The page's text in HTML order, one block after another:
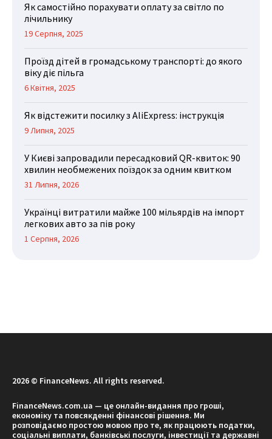
Як самостійно порахувати оплату за світло по
лічильнику
19 Серпня, 2025
Проїзд дітей в громадському транспорті: до якого
віку діє пільга
6 Квітня, 2025
Як відстежити посилку з AliExpress: інструкція
9 Липня, 2025
У Києві запровадили пересадковий QR-квиток: 90
хвилин необмежених поїздок за одним квитком
31 Липня, 2026
Українці витратили майже 100 мільярдів на імпорт
легкових авто за пів року
1 Серпня, 2026
2026 © FinanceNews. All rights reserved.
FinanceNews.com.ua — це онлайн-видання про гроші,
економіку та повсякденні фінансові рішення. Ми
розповідаємо простою мовою про те, як працюють податки,
соціальні виплати, банківські послуги, інвестиції та державні